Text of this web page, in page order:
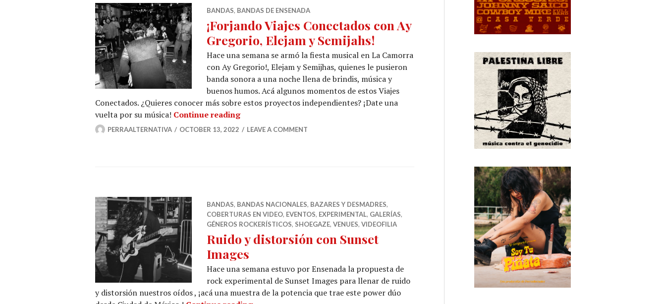
BANDAS, BANDAS DE ENSENADA
¡Forjando Viajes Conectados con Ay
Gregorio, Elejam y Semijahs!
Hace una semana se armó la fiesta musical en La Camorra
con Ay Gregorio!, Elejam y Semijhas, quienes le pusieron
banda sonora a una noche llena de brindis, música y
buenos humos. Acá algunos momentos de estos Viajes
Conectados. ¿Quieres conocer más sobre estos proyectos independientes? ¡Date una
vuelta por su música! Continue reading¡Forjando Viajes Conectados con Ay Gregorio, Elejam y Semijahs!
PERRAALTERNATIVA OCTOBER 13, 2022 LEAVE A COMMENT
BANDAS, BANDAS NACIONALES, BAZARES Y DESMADRES,
COBERTURAS EN VIDEO, EVENTOS, EXPERIMENTAL, GALERÍAS,
GÉNEROS ROCKERÍSTICOS, SHOEGAZE, VENUES, VIDEOFILIA
Ruido y distorsión con Sunset
Images
Hace una semana estuvo por Ensenada la propuesta de
rock experimental de Sunset Images para llenar de ruido
y distorsión nuestros oídos , ¡acá una muestra de la potencia que trae este power dúo